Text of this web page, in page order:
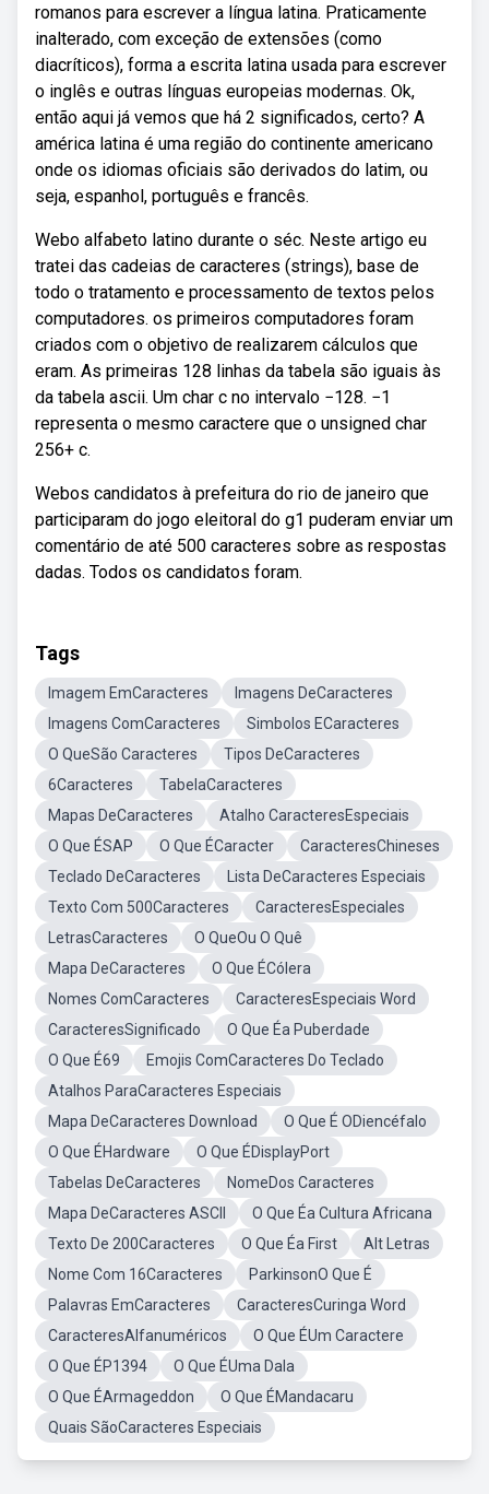
romanos para escrever a língua latina. Praticamente
inalterado, com exceção de extensões (como
diacríticos), forma a escrita latina usada para escrever
o inglês e outras línguas europeias modernas. Ok,
então aqui já vemos que há 2 significados, certo? A
américa latina é uma região do continente americano
onde os idiomas oficiais são derivados do latim, ou
seja, espanhol, português e francês.
Webo alfabeto latino durante o séc. Neste artigo eu
tratei das cadeias de caracteres (strings), base de
todo o tratamento e processamento de textos pelos
computadores. os primeiros computadores foram
criados com o objetivo de realizarem cálculos que
eram. As primeiras 128 linhas da tabela são iguais às
da tabela ascii. Um char c no intervalo −128. −1
representa o mesmo caractere que o unsigned char
256+ c.
Webos candidatos à prefeitura do rio de janeiro que
participaram do jogo eleitoral do g1 puderam enviar um
comentário de até 500 caracteres sobre as respostas
dadas. Todos os candidatos foram.
Tags
Imagem EmCaracteres
Imagens DeCaracteres
Imagens ComCaracteres
Simbolos ECaracteres
O QueSão Caracteres
Tipos DeCaracteres
6Caracteres
TabelaCaracteres
Mapas DeCaracteres
Atalho CaracteresEspeciais
O Que ÉSAP
O Que ÉCaracter
CaracteresChineses
Teclado DeCaracteres
Lista DeCaracteres Especiais
Texto Com 500Caracteres
CaracteresEspeciales
LetrasCaracteres
O QueOu O Quê
Mapa DeCaracteres
O Que ÉCólera
Nomes ComCaracteres
CaracteresEspeciais Word
CaracteresSignificado
O Que Éa Puberdade
O Que É69
Emojis ComCaracteres Do Teclado
Atalhos ParaCaracteres Especiais
Mapa DeCaracteres Download
O Que É ODiencéfalo
O Que ÉHardware
O Que ÉDisplayPort
Tabelas DeCaracteres
NomeDos Caracteres
Mapa DeCaracteres ASCII
O Que Éa Cultura Africana
Texto De 200Caracteres
O Que Éa First
Alt Letras
Nome Com 16Caracteres
ParkinsonO Que É
Palavras EmCaracteres
CaracteresCuringa Word
CaracteresAlfanuméricos
O Que ÉUm Caractere
O Que ÉP1394
O Que ÉUma Dala
O Que ÉArmageddon
O Que ÉMandacaru
Quais SãoCaracteres Especiais